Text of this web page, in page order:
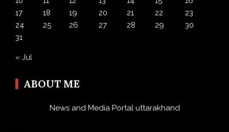
17
18 19 20 21 22
23
24
25 26 27 28 29
30
31
« Jul
ABOUT ME
News and Media Portal uttarakhand